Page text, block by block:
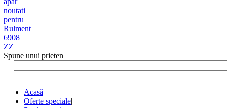
Spune unui prieten
Acasă|
Oferte speciale|